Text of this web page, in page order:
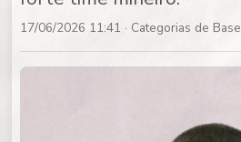
17/06/2026 11:41 · Categorias de Base